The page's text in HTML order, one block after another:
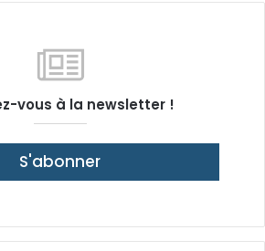
vous à la newsletter !
S'abonner